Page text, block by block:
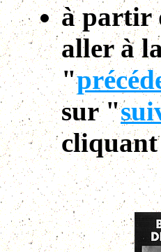
à partir
aller à
"
sur "